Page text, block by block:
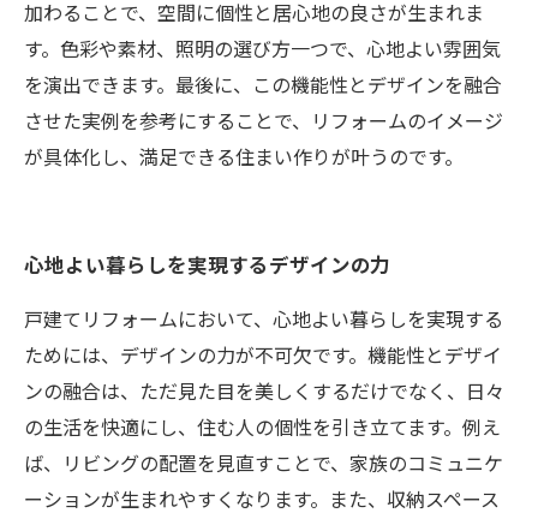
加わることで、空間に個性と居心地の良さが生まれま
す。色彩や素材、照明の選び方一つで、心地よい雰囲気
を演出できます。最後に、この機能性とデザインを融合
させた実例を参考にすることで、リフォームのイメージ
が具体化し、満足できる住まい作りが叶うのです。
心地よい暮らしを実現するデザインの力
戸建てリフォームにおいて、心地よい暮らしを実現する
ためには、デザインの力が不可欠です。機能性とデザイ
ンの融合は、ただ見た目を美しくするだけでなく、日々
の生活を快適にし、住む人の個性を引き立てます。例え
ば、リビングの配置を見直すことで、家族のコミュニケ
ーションが生まれやすくなります。また、収納スペース